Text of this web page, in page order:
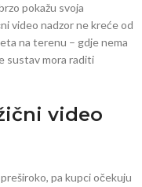
pokažu svoja
video nadzor ne kreće od
na terenu – gdje nema
sustav mora raditi
video
pa kupci očekuju